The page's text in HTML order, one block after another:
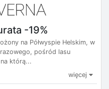
-19%
na Półwyspie Helskim, w
pośród lasu
którą...
więcej